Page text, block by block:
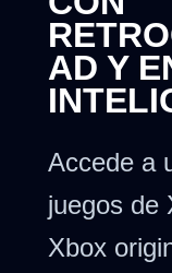
AD Y
Accede a
juegos de
Xbox